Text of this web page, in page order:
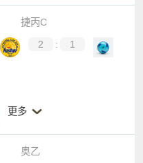
捷丙C
2 :
1
更多
奥乙